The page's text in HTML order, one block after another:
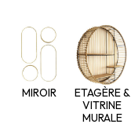
MIROIR
ETAGÈRE &
VITRINE
MURALE